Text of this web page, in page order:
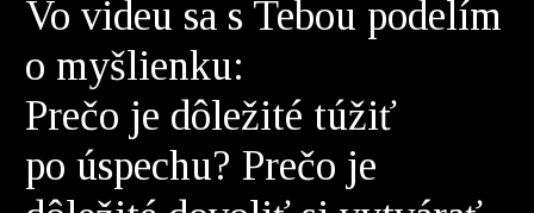
Vo videu sa s Tebou podelím
o myšlienku:
Prečo je dôležité túžiť
po úspechu? Prečo je